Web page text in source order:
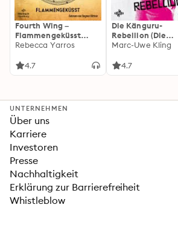
Fourth Wing –
Flammengeküsst
(Flammengeküsst-
Rebecca Yarros
4.7
Die Känguru-
Rebellion (Die
Känguru-Werke 5)
Marc-Uwe Kling
4.7
UNTERNEHMEN
Über uns
Karriere
Investoren
Presse
Nachhaltigkeit
Erklärung zur Barrierefreiheit
Whistleblow